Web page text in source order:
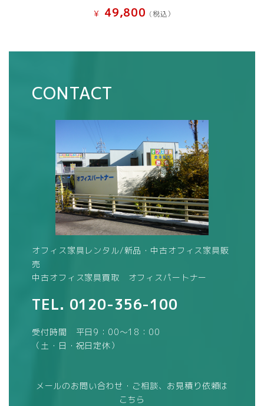
¥ 49,800 (税込）
CONTACT
オフィス家具レンタル/新品・中古オフィス家具販
売
中古オフィス家具買取 オフィスパートナー
TEL. 0120-356-100
受付時間 平日9：00～18：00
（土・日・祝日定休）
メールのお問い合わせ・ご相談、お見積り依頼は
こちら